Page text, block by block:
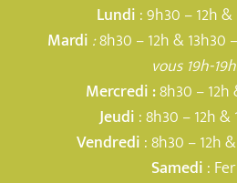
Lundi : 9h30 – 12h &
Mardi :8h30 – 12h & 13h30
vous 19h-
Mercredi :8h30 – 12h
Jeudi : 8h30 – 12h &
Vendredi : 8h30 – 12h
Samedi :